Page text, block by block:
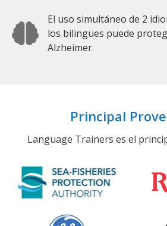
El uso simultáneo de 2
los bilingües puede
Alzheimer.
Principal
Language Trainers es el